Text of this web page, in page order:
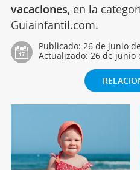
vacaciones, en la
Guiainfantil.com.
Publicado: 26 de junio
Actualizado: 26 de junio